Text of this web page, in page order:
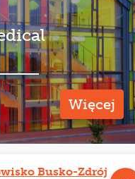
Więcej
Busko-Zdrój